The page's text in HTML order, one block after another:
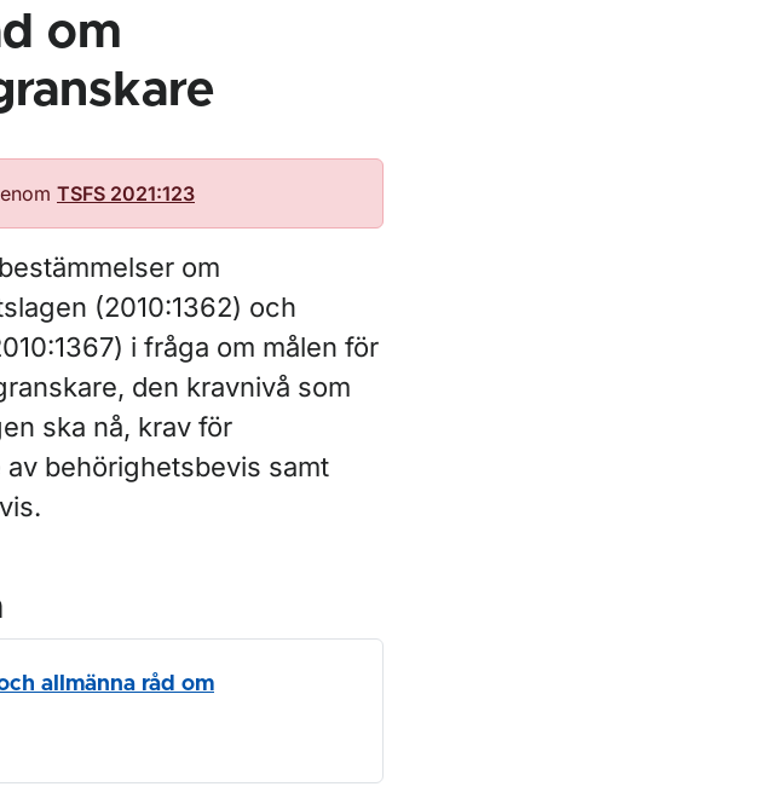
om
TSFS 2021:123
om
(2010:1362) och
i fråga om målen för
den kravnivå som
ska nå, krav för
behörighetsbevis samt
allmänna råd om